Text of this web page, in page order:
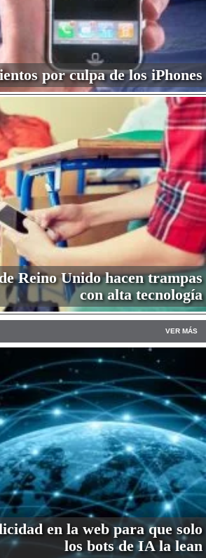
por culpa de los iPhones
Reino Unido hacen trampas
con alta tecnología
VER MÁS
en la web para que solo
los bots de IA la lean